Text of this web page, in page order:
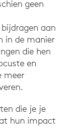
geen
aan
in de manier
die hen
en
meer
die je je
hun impact